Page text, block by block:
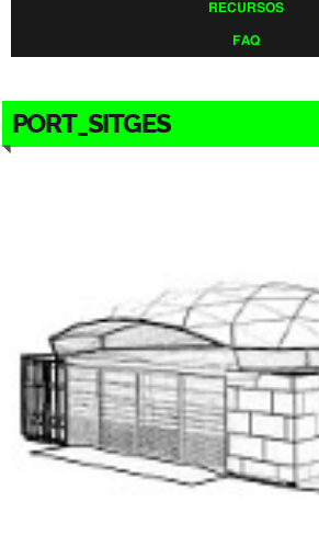
RECURSOS
FAQ
PORT_SITGES